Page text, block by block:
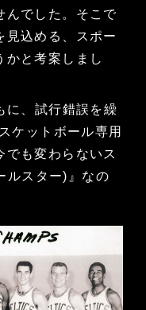
んでした。そこで
見込める、スポー
かと考案しまし
に、試行錯誤を繰
ケットボール専用
でも変わらないス
ルスター)』なの